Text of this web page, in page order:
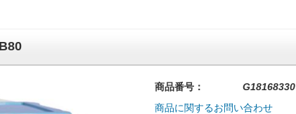
商品番号：
G18168330
商品に関するお問い合わせ